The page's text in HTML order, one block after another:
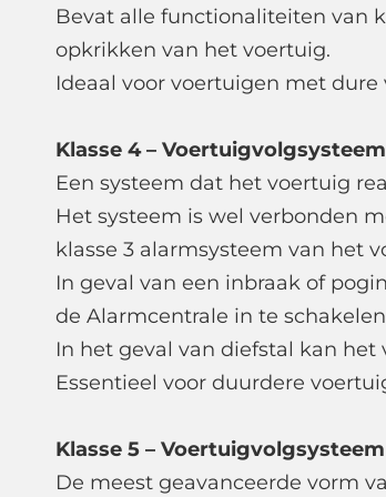
Bevat alle functionaliteiten van
opkrikken van het voertuig.
Ideaal voor voertuigen met
Klasse 4 – Voertuigvolgsysteem
Een systeem dat het voertuig
Het systeem is wel verbonden
klasse 3 alarmsysteem van het
In geval van een inbraak of
de Alarmcentrale in te
In het geval van diefstal kan
Essentieel voor duurdere
Klasse 5 –
De meest geavanceerde vorm